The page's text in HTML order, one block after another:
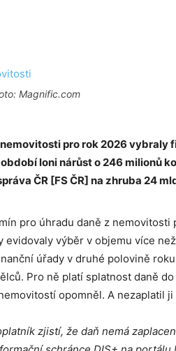
Magnific.com
pro rok 2026 vybraly
loni nárůst o 246 milionů
ČR [FS ČR] na zhruba 24
pro úhradu daně z
evidovaly výběr v objemu více
úřady v druhé polovině
Pro ně platí splatnost daně
opomněl. A nezaplatil
zjistí, že daň nemá